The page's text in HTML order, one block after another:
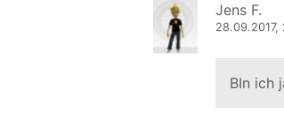
Jens F.
28.09.2017,
BIn ich